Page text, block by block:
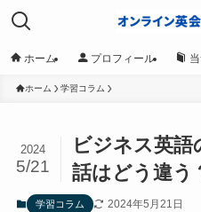
ホーム プロフィール
ホーム 学習コラム
ビジネス英語
話はどう違
2024
5/21
学習コラム 2024年5月21日